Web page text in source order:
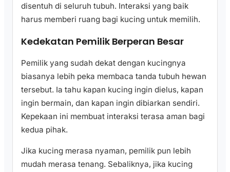
disentuh di seluruh tubuh. Interaksi yang baik
harus memberi ruang bagi kucing untuk memilih.
Kedekatan Pemilik Berperan Besar
Pemilik yang sudah dekat dengan kucingnya
biasanya lebih peka membaca tanda tubuh hewan
tersebut. Ia tahu kapan kucing ingin dielus, kapan
ingin bermain, dan kapan ingin dibiarkan sendiri.
Kepekaan ini membuat interaksi terasa aman bagi
kedua pihak.
Jika kucing merasa nyaman, pemilik pun lebih
mudah merasa tenang. Sebaliknya, jika kucing